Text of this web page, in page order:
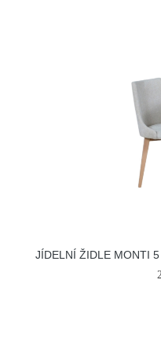
JÍDELNÍ ŽIDLE MONTI